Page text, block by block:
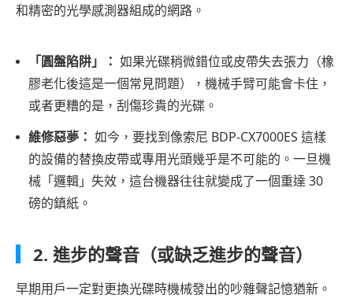
和精密的光學感測器組成的網路。
「圓盤陷阱」： 如果光碟稍微錯位或皮帶失去張力（橡
膠老化後這是一個常見問題），機械手臂可能會卡住，
或者更糟的是，刮傷珍貴的光碟。
維修惡夢： 如今，要找到像索尼 BDP-CX7000ES 這樣
的設備的替換皮帶或專用光頭幾乎是不可能的。一旦機
械「邏輯」失效，這台機器往往就變成了一個重達 30
磅的鎮紙。
2. 進步的聲音（或缺乏進步的聲音）
早期用戶一定對更換光碟時機械發出的吵雜聲記憶猶新。